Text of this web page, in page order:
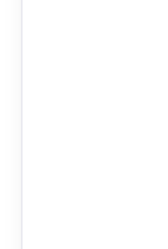
ขึ้น เร็วมาก
นะออเจ้า รีวิ
ครีมกำลังดี
ต่อเนื่อง จะข
ซื้ออีกต่อเนื่